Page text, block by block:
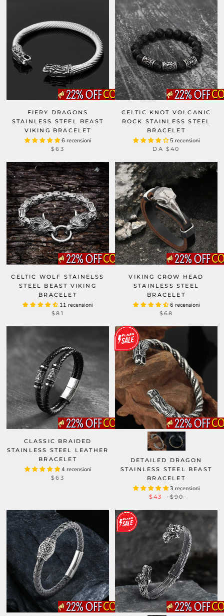
FIERY DRAGONS
STAINLESS STEEL BEAST
VIKING BRACELET
6 recensioni
$63
CELTIC KNOT VOLCANIC
ROCK STAINLESS STEEL
BRACELET
5 recensioni
DA $40
CELTIC WOLF STAINELSS
STEEL BEAST VIKING
BRACELET
11 recensioni
$81
VIKING CROW HEAD
STAINLESS STEEL
BRACELET
6 recensioni
$68
CLASSIC BRAIDED
STAINLESS STEEL LEATHER
BRACELET
4 recensioni
$63
DETAILED DRAGON
STAINLESS STEEL BEAST
BRACELET
3 recensioni
$43 $90